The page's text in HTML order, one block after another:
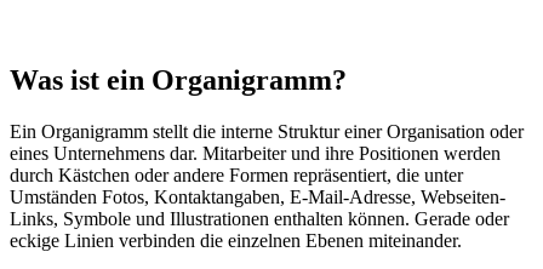
Was ist ein Organigramm?
Ein Organigramm stellt die interne Struktur einer Organisation oder
eines Unternehmens dar. Mitarbeiter und ihre Positionen werden
durch Kästchen oder andere Formen repräsentiert, die unter
Umständen Fotos, Kontaktangaben, E-Mail-Adresse, Webseiten-
Links, Symbole und Illustrationen enthalten können. Gerade oder
eckige Linien verbinden die einzelnen Ebenen miteinander.